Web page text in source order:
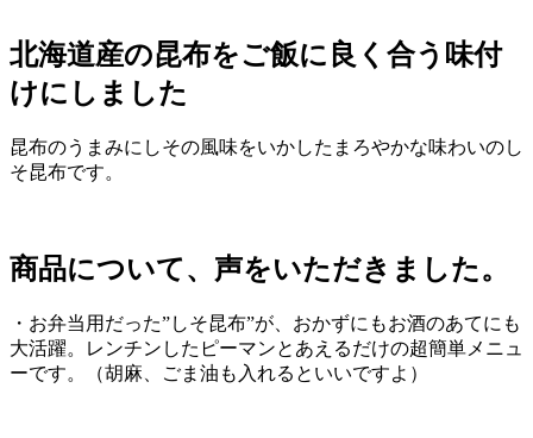
北海道産の昆布をご飯に良く合う味付
けにしました
昆布のうまみにしその風味をいかしたまろやかな味わいのし
そ昆布です。
商品について、声をいただきました。
・お弁当用だった”しそ昆布”が、おかずにもお酒のあてにも
大活躍。レンチンしたピーマンとあえるだけの超簡単メニュ
ーです。（胡麻、ごま油も入れるといいですよ）